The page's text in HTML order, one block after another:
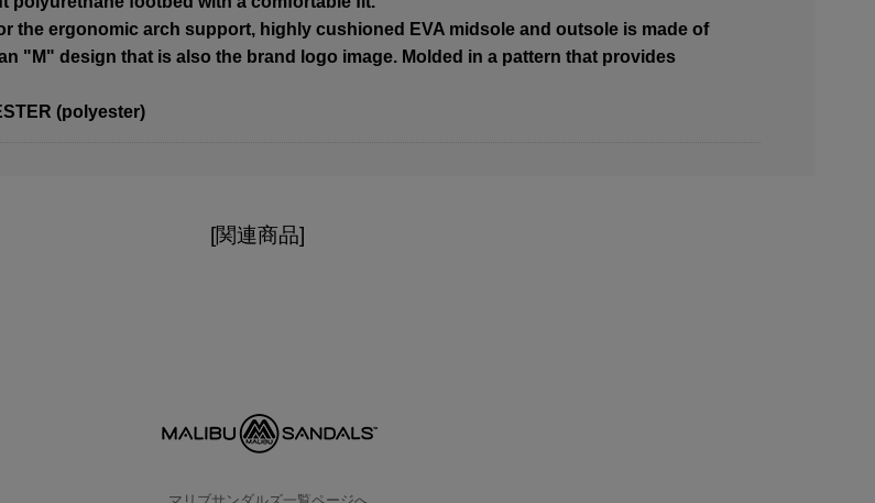
the ergonomic arch support, highly cushioned EVA midsole and outsole is made of
"M" design that is also the brand logo image. Molded in a pattern that provides
(polyester)
[関連商品]